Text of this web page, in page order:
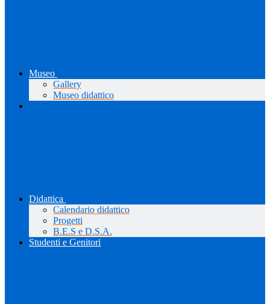
Museo
Gallery
Museo didattico
Didattica
Calendario didattico
Progetti
B.E.S e D.S.A.
Studenti e Genitori